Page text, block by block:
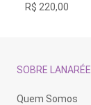
R$ 220,00
SOBRE LANARÉE
Quem Somos